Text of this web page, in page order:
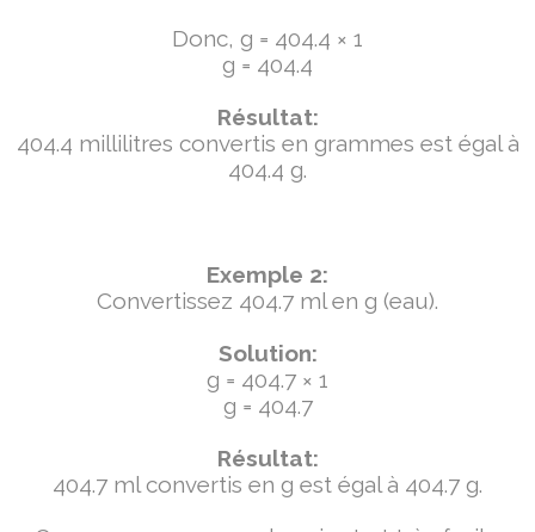
Donc, g = 404.4 × 1
g = 404.4
Résultat:
404.4 millilitres convertis en grammes est égal à
404.4 g.
Exemple 2:
Convertissez 404.7 ml en g (eau).
Solution:
g = 404.7 × 1
g = 404.7
Résultat:
404.7 ml convertis en g est égal à 404.7 g.